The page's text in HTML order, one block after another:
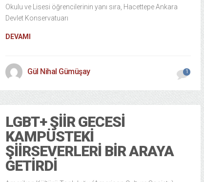
Okulu ve Lisesi öğrencilerinin yanı sıra, Hacettepe Ankara
Devlet Konservatuarı
DEVAMI
Gül Nihal Gümüşay 1
LGBT+ ŞIIR GECESI
KAMPÜSTEKI
ŞIIRSEVERLERI BIR ARAYA
GETIRDI